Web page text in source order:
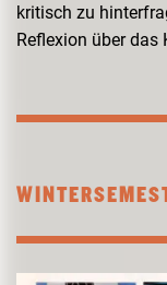
kritisch zu
Reflexion über das